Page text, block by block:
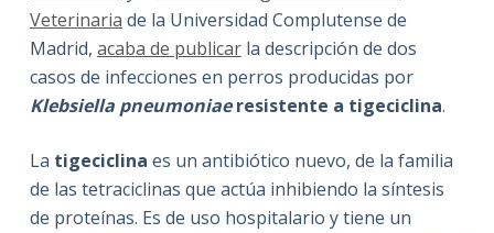
Veterinaria de la Universidad Complutense de
Madrid, acaba de publicarla descripción de dos
casos de infecciones en perros producidas por
Klebsiella pneumoniaeresistente a tigeciclina.
La tigeciclina es un antibiótico nuevo, de la familia
de las tetraciclinas que actúa inhibiendo la síntesis
de proteínas. Es de uso hospitalario y tiene un